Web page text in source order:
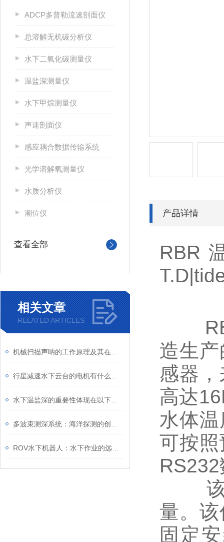
ADCP多普勒流速剖面仪
总溶解无机碳分析仪
水下二氧化碳测量仪
温盐深测量仪
水下甲烷测量仪
声速剖面仪
感应耦合数据传输系统
光学溶解氧测量仪
水质分析仪
潮位仪
查看全部
相关文章
RELATED ARTICLES
产品详情
RBR
造生
感器
高达
水体
可按
该传
量。
固定